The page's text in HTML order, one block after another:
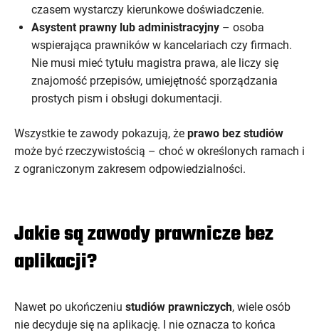
czasem wystarczy kierunkowe doświadczenie.
Asystent prawny lub administracyjny – osoba
wspierająca prawników w kancelariach czy firmach.
Nie musi mieć tytułu magistra prawa, ale liczy się
znajomość przepisów, umiejętność sporządzania
prostych pism i obsługi dokumentacji.
Wszystkie te zawody pokazują, że prawo bez studiów
może być rzeczywistością – choć w określonych ramach i
z ograniczonym zakresem odpowiedzialności.
Jakie są zawody prawnicze bez
aplikacji?
Nawet po ukończeniu studiów prawniczych, wiele osób
nie decyduje się na aplikację. I nie oznacza to końca